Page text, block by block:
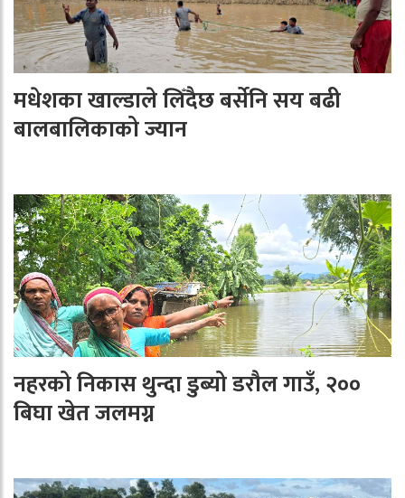
मधेशका खाल्डाले लिँदैछ बर्सेनि सय बढी
बालबालिकाको ज्यान
नहरको निकास थुन्दा डुब्यो डरौल गाउँ, २००
बिघा खेत जलमग्न